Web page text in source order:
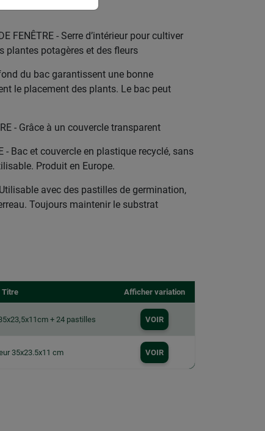
FENÊTRE - Serre d’intérieur pour cultiver
plantes potagères et des fleurs
du bac garantissent une bonne
le placement des plants. Le bac peut
- Grâce à un couvercle transparent
- Bac et couvercle en plastique recyclé, sans
Produit en Europe.
Utilisable avec des pastilles de germination,
Toujours maintenir le substrat
Titre Afficher variation
+ 24 pastilles VOIR
35x23.5x11 cm VOIR